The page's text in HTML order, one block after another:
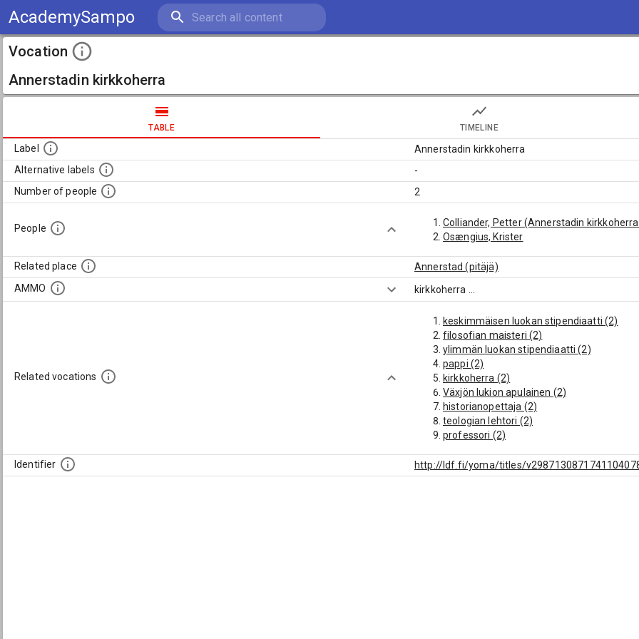
AcademySampo
Vocation
Annerstadin kirkkoherra
TABLE TIMELINE
Label
Annerstadin kirkkoherra
Alternative labels
-
Number of people
2
People
Colliander, Petter (Annerstadin
Osængius, Krister
Related place
Annerstad (pitäjä)
AMMO
kirkkoherra
Related vocations
keskimmäisen luokan stipendiaatti (2)
filosofian maisteri (2)
ylimmän luokan stipendiaatti (2)
pappi (2)
kirkkoherra (2)
Växjön lukion apulainen (2)
historianopettaja (2)
teologian lehtori (2)
professori (2)
Identifier http://ldf.fi/yoma/titles/